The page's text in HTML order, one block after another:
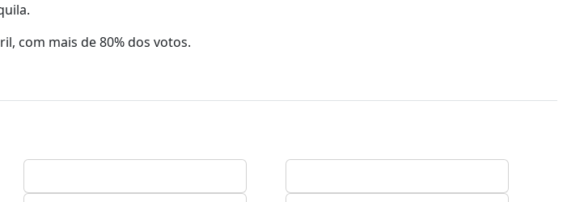
com mais de 80% dos votos.